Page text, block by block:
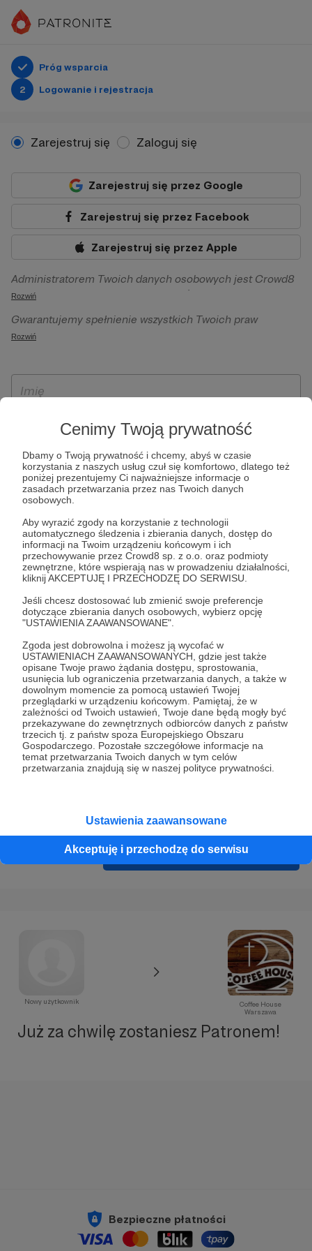
Cenimy Twoją prywatność
Dbamy o Twoją prywatność i chcemy, abyś w czasie
korzystania z naszych usług czuł się komfortowo, dlatego też
poniżej prezentujemy Ci najważniejsze informacje o
zasadach przetwarzania przez nas Twoich danych
osobowych.
Aby wyrazić zgody na korzystanie z technologii
automatycznego śledzenia i zbierania danych, dostęp do
informacji na Twoim urządzeniu końcowym i ich
przechowywanie przez Crowd8 sp. z o.o. oraz podmioty
zewnętrzne, które wspierają nas w prowadzeniu działalności,
kliknij AKCEPTUJĘ I PRZECHODZĘ DO SERWISU.
Jeśli chcesz dostosować lub zmienić swoje preferencje
dotyczące zbierania danych osobowych, wybierz opcję
"USTAWIENIA ZAAWANSOWANE".
Zgoda jest dobrowolna i możesz ją wycofać w
USTAWIENIACH ZAAWANSOWANYCH, gdzie jest także
opisane Twoje prawo żądania dostępu, sprostowania,
usunięcia lub ograniczenia przetwarzania danych, a także w
dowolnym momencie za pomocą ustawień Twojej
przeglądarki w urządzeniu końcowym. Pamiętaj, że w
zależności od Twoich ustawień, Twoje dane będą mogły być
przekazywane do zewnętrznych odbiorców danych z państw
trzecich tj. z państw spoza Europejskiego Obszaru
Gospodarczego. Pozostałe szczegółowe informacje na
temat przetwarzania Twoich danych w tym celów
przetwarzania znajdują się w naszej polityce prywatności.
Ustawienia zaawansowane
Akceptuję i przechodzę do serwisu
Próg wsparcia
2
Logowanie i rejestracja
Zarejestruj się Zaloguj się
Zarejestruj się przez Google
Zarejestruj się przez Facebook
Zarejestruj się przez Apple
Administratorem Twoich danych osobowych jest Crowd8
sp. z o.o. z siedziba w Warszawie, ul. Żwirki i Wigury 16, 02-
092 Warszawa. Twoje dane osobowe będą przetwarzane w
szczególności w celu wykonania umowy zawartej z Tobą, w
Patronite.pl, w tym możliwości dokonywania oraz
otrzymywania wsparcia na naszej platformie oraz
Rozwiń
Gwarantujemy spełnienie wszystkich Twoich praw
wynikających z ogólnego rozporządzenia o ochronie
ich przenoszenia, niepodlegania zautomatyzowanemu
wyrażenia sprzeciwu wobec przetwarzania Twoich danych
osobowych. Rejestracja dla osób niepełnoletnich możliwa
jest po przekazaniu podpisanego formularza "Zgodna na
założenie konta przez osobę niepełnoletnią", formularz
dostępny jest na stronie regulaminu Patronite.pl.
Rozwiń
* Zapoznałem się i akceptujęRegulaminserwisu oraz
Prywatności.
* Wyrażam zgodę na przetwarzanie moich danych
osobowych podanych w formularzu rejestracyjnym w celu
prawidłowego świadczenia usług serwisu Patronite.
Wyrażam zgodę na otrzymywanie drogą elektroniczną
informacji handlowych - newslettera. Opcja ta może zostać
zmieniona w ustawieniach konta.
Cofnij Zarejestruj się i przejdź dalej
Nowy użytkownik
Coffee House
Warszawa
Już za chwilę zostaniesz Patronem!
Bezpieczne płatności